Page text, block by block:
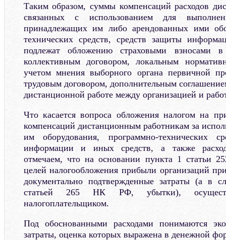
Таким образом, суммы компенсаций расходов
связанных с использованием для
принадлежащих им либо арендованных ими
технических средств, средств защиты
подлежат обложению страховыми взносами в
коллективным договором, локальным
учетом мнения выборного органа первичной
трудовым договором, дополнительным
дистанционной работе между организацией и
Что касается вопроса обложения налогом на
компенсаций дистанционным работникам за
им оборудования, программно-технических
информации и иных средств, а также
отмечаем, что на основании пункта 1 статьи
целей налогообложения прибыли организаций
документально подтвержденные затраты (а в
статьей 265 НК РФ, убытки),
налогоплательщиком.
Под обоснованными расходами понимаются
затраты, оценка которых выражена в денежной